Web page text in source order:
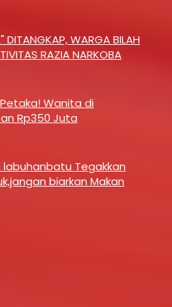
DITANGKAP, WARGA BILAH
RAZIA NARKOBA
Petaka! Wanita di
Rp350 Juta
labuhanbatu Tegakkan
biarkan Makan